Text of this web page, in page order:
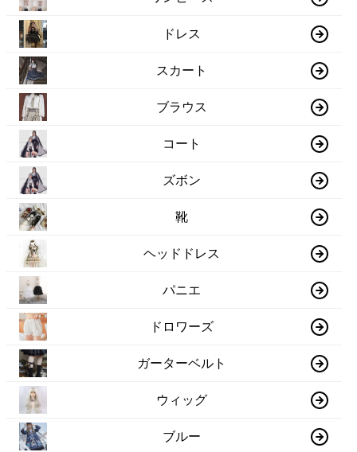
ドレス
スカート
ブラウス
コート
ズボン
靴
ヘッドドレス
パニエ
ドロワーズ
ガーターベルト
ウィッグ
ブルー